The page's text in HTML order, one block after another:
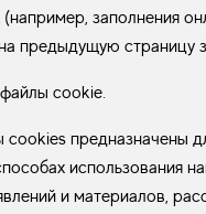
(например, заполнения
предыдущую страницу
cookie.
cookies предназначены
использования
и материалов,